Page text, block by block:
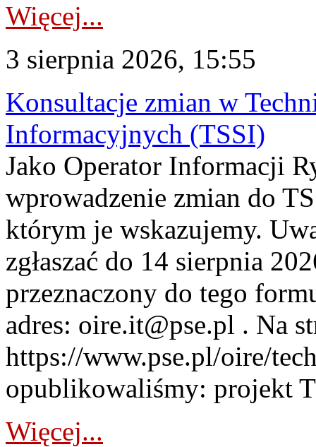
Więcej...
3 sierpnia 2026, 15:55
Konsultacje zmian w
Informacyjnych (TSSI)
Jako Operator Informacji
wprowadzenie zmian do
którym je wskazujemy.
zgłaszać do 14 sierpnia
przeznaczony do tego
adres: oire.it@pse.pl . Na
https://www.pse.pl/oire/
opublikowaliśmy: projekt
Więcej...